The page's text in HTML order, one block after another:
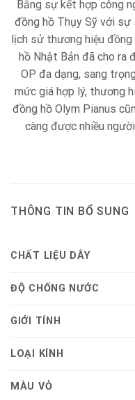
Bằng sự kết hợp công
đồng hồ Thụy Sỹ với
lịch sử thương hiệu đồng
hồ Nhật Bản đã cho ra
OP đa dạng, sang
mức giá hợp lý, thương
đồng hồ Olym Pianus
càng được nhiều
THÔNG TIN BỔ SUNG
CHẤT LIỆU DÂY
ĐỘ CHỐNG NƯỚC
GIỚI TÍNH
LOẠI KÍNH
MÀU VỎ